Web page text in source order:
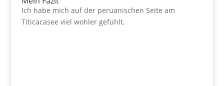
Ich habe mich auf der peruanischen Seite am
Titicacasee viel wohler gefühlt.